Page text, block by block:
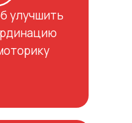
улучшить